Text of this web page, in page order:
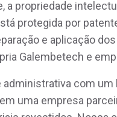
a propriedade
protegida por
e aplicação
Galembetech e
com
uma empresa